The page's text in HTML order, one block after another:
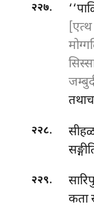
२२७.
२२८.
२२९.
कता